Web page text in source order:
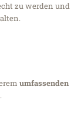
zu werden und
umfassenden